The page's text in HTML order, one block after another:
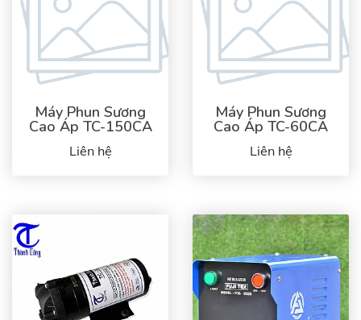
Máy Phun Sương
Cao Áp TC-150CA
Liên hệ
Máy Phun Sương
Cao Áp TC-60CA
Liên hệ